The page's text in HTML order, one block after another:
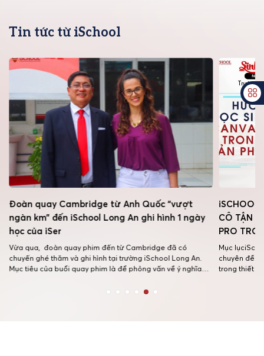
Tin tức từ iSchool
Đoàn quay Cambridge từ Anh Quốc “vượt
ngàn km” đến iSchool Long An ghi hình 1 ngày
học của iSer
Vừa qua, đoàn quay phim đến từ Cambridge đã có
chuyến ghé thăm và ghi hình tại trường iSchool Long An.
Mục tiêu của buổi quay phim là để phỏng vấn về ý nghĩa
nhà trường, ghi lại những khoảnh khắc chân thực […]
iSCHOOL
CÔ TẬN
PRO
Mục
chuyên đề
trong thiết